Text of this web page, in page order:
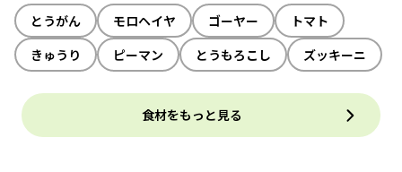
とうがん モロヘイヤ ゴーヤー
トマト
きゅうり
ピーマン とうもろこし ズッキーニ
食材をもっと見る